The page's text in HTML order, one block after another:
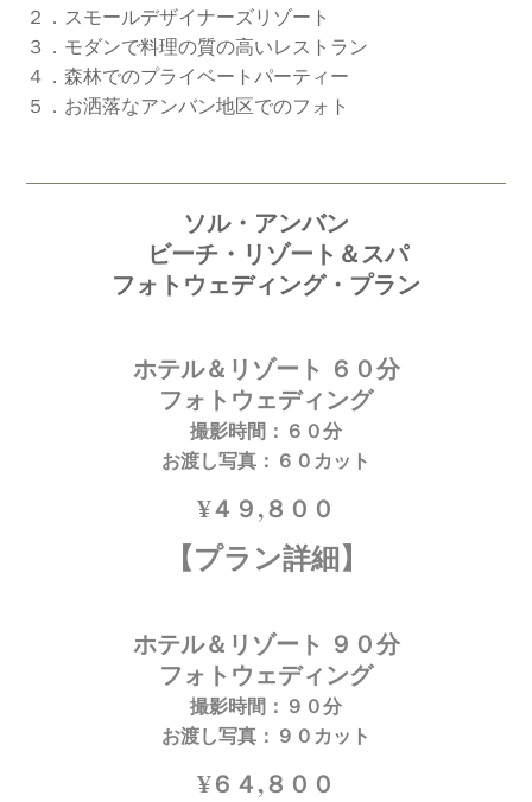
２．スモールデザイナーズリゾート
３．モダンで料理の質の高いレストラン
４．森林でのプライベートパーティー
５．お洒落なアンバン地区でのフォト
ソル・アンバン
ビーチ・リゾート＆スパ
フォトウェディング・プラン
ホテル＆リゾート ６０分
フォトウェディング
撮影時間：６０分
お渡し写真：６０カット
¥４９,８００
【プラン詳細】
ホテル＆リゾート ９０分
フォトウェディング
撮影時間：９０分
お渡し写真：９０カット
¥６４,８００